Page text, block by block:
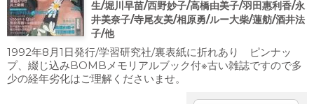
生/堀川早苗/西野妙子/高橋由美子/羽田惠利香/永
井美奈子/寺尾友美/相原勇/ルー大柴/蓮舫/酒井法
子/他
1992年8月1日発行/学習研究社/裏表紙に折れあり ピンナッ
プ、綴じ込みBOMBメモリアルブック付※古い雑誌ですので多
少の経年劣化はご理解くださいませ。